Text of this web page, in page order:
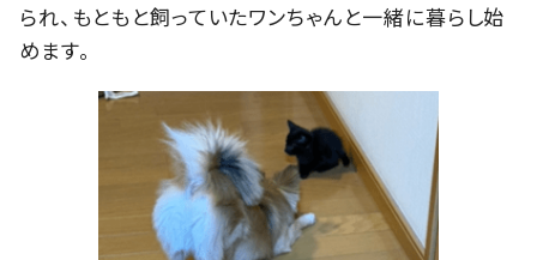
られ、もともと飼っていたワンちゃんと一緒に暮らし始
めます。